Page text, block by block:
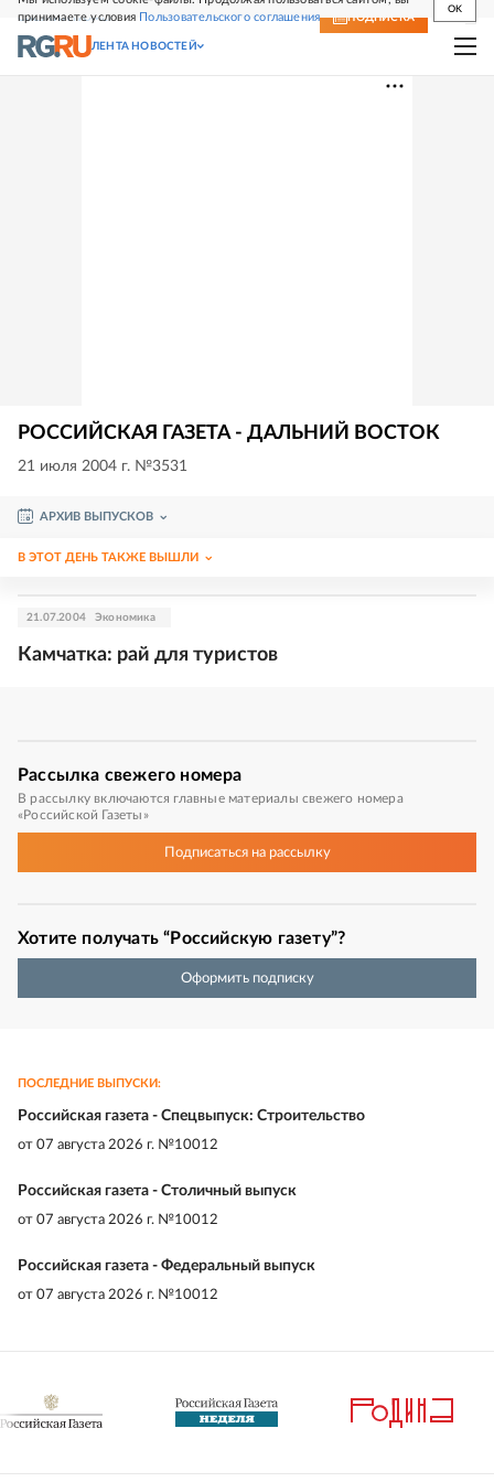
принимаете условия Пользовательского соглашения
OK
СВЕЖИЙ НОМЕР ПОДПИСКА
ЛЕНТА НОВОСТЕЙ
РОССИЙСКАЯ ГАЗЕТА - ДАЛЬНИЙ ВОСТОК
21 июля 2004 г. №3531
АРХИВ ВЫПУСКОВ
В ЭТОТ ДЕНЬ ТАКЖЕ ВЫШЛИ
21.07.2004 Экономика
Камчатка: рай для туристов
Рассылка свежего номера
В рассылку включаются главные материалы свежего номера
«Российской Газеты»
Подписатьсяна рассылку
Хотите получать “Российскую газету”?
Оформить подписку
ПОСЛЕДНИЕ ВЫПУСКИ:
Российская газета - Спецвыпуск: Строительство
от 07 августа 2026 г. №10012
Российская газета - Столичный выпуск
от 07 августа 2026 г. №10012
Российская газета - Федеральный выпуск
от 07 августа 2026 г. №10012